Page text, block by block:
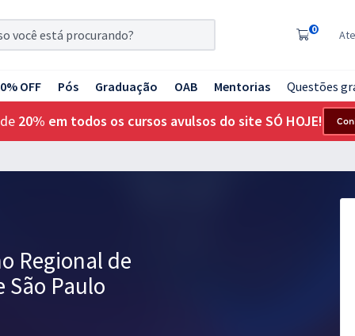
0
OFF Pós Graduação OAB Mentorias Questões
20% em todos os cursos avulsos do site SÓ HOJE!
Regional de
São Paulo